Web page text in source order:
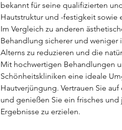
bekannt für seine qualifizierten
Hautstruktur und -festigkeit sowie
Im Vergleich zu anderen
Behandlung sicherer und weniger
Alterns zu reduzieren und die
Mit hochwertigen Behandlungen
Schönheitskliniken eine ideale
Hautverjüngung. Vertrauen Sie
und genießen Sie ein frisches
Ergebnisse zu erzielen.